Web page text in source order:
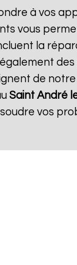
à vos
vous
la
de
Saint André
vos